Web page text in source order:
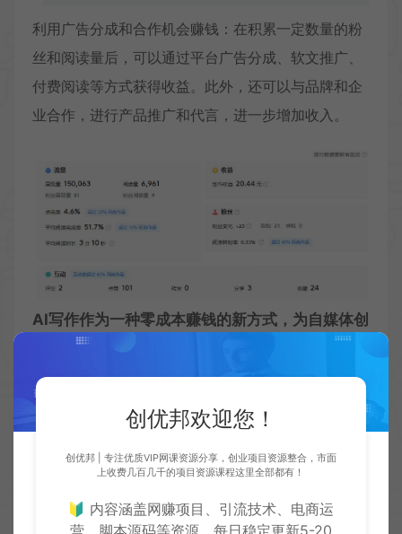
利用广告分成和合作机会赚钱：在积累一定数量的粉
丝和阅读量后，可以通过平台广告分成、软文推广、
付费阅读等方式获得收益。此外，还可以与品牌和企
业合作，进行产品推广和代言，进一步增加收入。
AI写作作为一种零成本赚钱的新方式，为自媒体创
作者提供了无限的可能性。通过选择合适的领域和
主题、利用AI写作工具生成文章、发布到头条等自
媒体平台、增加粉丝互动和推广以及利用广告分成
而，需要注意的是，AI写作虽然能够提高创作效
率，但人工修改和润色仍然是必不可少的环节，以
创优邦欢迎您！
创优邦 | 专注优质VIP网课资源分享，创业项目资源整合，市面
上收费几百几千的项目资源课程这里全部都有！
🔰 内容涵盖网赚项目、引流技术、电商运
营、脚本源码等资源，每日稳定更新5-20